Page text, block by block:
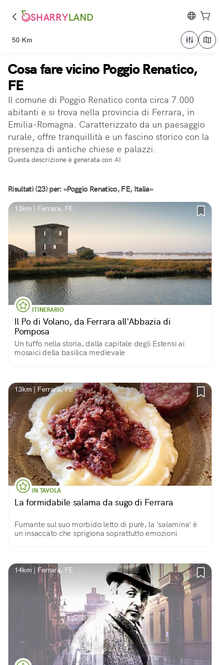
SHARRYLAND
50 Km
Cosa fare vicino Poggio Renatico,
FE
Il comune di Poggio Renatico conta circa 7.000
abitanti e si trova nella provincia di Ferrara, in
Emilia-Romagna. Caratterizzato da un paesaggio
rurale, offre tranquillità e un fascino storico con la
presenza di antiche chiese e palazzi.
Questa descrizione è generata con AI
Risultati (23) per: «Poggio Renatico, FE, Italia»
13km | Ferrara, FE
ITINERARIO
Il Po di Volano, da Ferrara all'Abbazia di
Pomposa
Un tuffo nella storia, dalla capitale degli Estensi ai
mosaici della basilica medievale
13km | Ferrara, FE
IN TAVOLA
La formidabile salama da sugo di Ferrara
Fumante sul suo morbido letto di purè, la 'salamina' è
un insaccato che sprigiona soprattutto emozioni
14km | Ferrara, FE